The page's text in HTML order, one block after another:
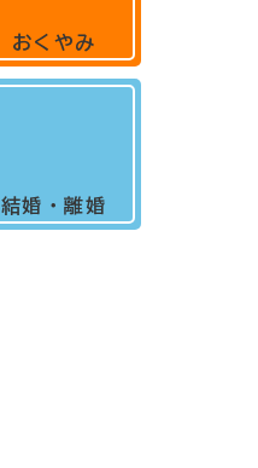
おくやみ
結婚・離婚